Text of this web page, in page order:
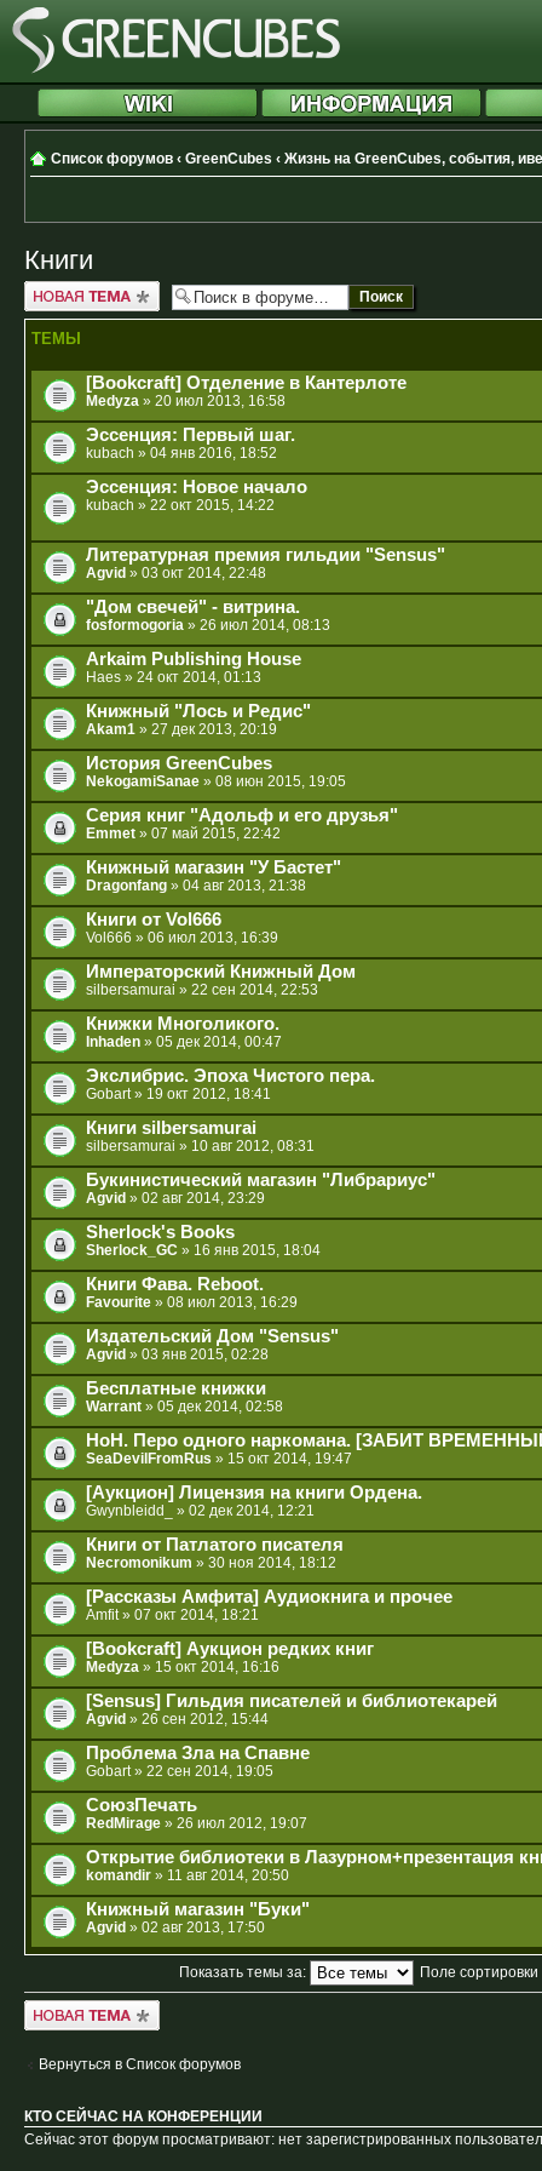
Список форумов ‹ GreenCubes ‹ Жизнь на GreenCubes, события,
Книги
Новая тема
ТЕМЫ
[Bookcraft] Отделение в Кантерлоте
Medyza » 20 июл 2013, 16:58
Эссенция: Первый шаг.
kubach » 04 янв 2016, 18:52
Эссенция: Новое начало
kubach » 22 окт 2015, 14:22
Литературная премия гильдии "Sensus"
Agvid » 03 окт 2014, 22:48
"Дом свечей" - витрина.
fosformogoria » 26 июл 2014, 08:13
Arkaim Publishing House
Haes » 24 окт 2014, 01:13
Книжный "Лось и Редис"
Akam1 » 27 дек 2013, 20:19
История GreenCubes
NekogamiSanae » 08 июн 2015, 19:05
Серия книг "Адольф и его друзья"
Emmet » 07 май 2015, 22:42
Книжный магазин "У Бастет"
Dragonfang » 04 авг 2013, 21:38
Книги от Vol666
Vol666 » 06 июл 2013, 16:39
Императорский Книжный Дом
silbersamurai » 22 сен 2014, 22:53
Книжки Многоликого.
Inhaden » 05 дек 2014, 00:47
Экслибрис. Эпоха Чистого пера.
Gobart» 19 окт 2012, 18:41
Книги silbersamurai
silbersamurai » 10 авг 2012, 08:31
Букинистический магазин "Либрариус"
Agvid » 02 авг 2014, 23:29
Sherlock's Books
Sherlock_GC » 16 янв 2015, 18:04
Книги Фава. Reboot.
Favourite » 08 июл 2013, 16:29
Издательский Дом "Sensus"
Agvid » 03 янв 2015, 02:28
Бесплатные книжки
Warrant » 05 дек 2014, 02:58
HoH. Перо одного наркомана. [ЗАБИТ
SeaDevilFromRus » 15 окт 2014, 19:47
[Аукцион] Лицензия на книги Ордена.
Gwynbleidd_ » 02 дек 2014, 12:21
Книги от Патлатого писателя
Necromonikum » 30 ноя 2014, 18:12
[Рассказы Амфита] Аудиокнига и прочее
Amfit» 07 окт 2014, 18:21
[Bookcraft] Аукцион редких книг
Medyza » 15 окт 2014, 16:16
[Sensus] Гильдия писателей и библиотекарей
Agvid » 26 сен 2012, 15:44
Проблема Зла на Спавне
Gobart» 22 сен 2014, 19:05
СоюзПечать
RedMirage » 26 июл 2012, 19:07
Открытие библиотеки в Лазурном+презентация
komandir » 11 авг 2014, 20:50
Книжный магазин "Буки"
Agvid » 02 авг 2013, 17:50
Показать темы за: Поле сортировки
Новая тема
Вернуться в Список форумов
КТО СЕЙЧАС НА КОНФЕРЕНЦИИ
Сейчас этот форум просматривают: нет зарегистрированных